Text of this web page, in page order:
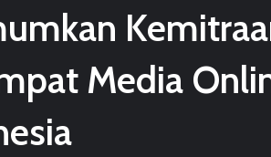
Media